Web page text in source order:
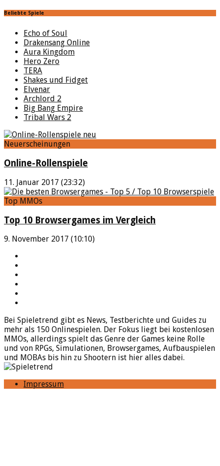
Beliebte Spiele
Echo of Soul
Drakensang Online
Aura Kingdom
Hero Zero
TERA
Shakes und Fidget
Elvenar
Archlord 2
Big Bang Empire
Tribal Wars 2
Neuerscheinungen
Online-Rollenspiele
11. Januar 2017 (23:32)
Top MMOs
Top 10 Browsergames im Vergleich
9. November 2017 (10:10)
Bei Spieletrend gibt es News, Testberichte und Guides zu
mehr als 150 Onlinespielen. Der Fokus liegt bei kostenlosen
MMOs, allerdings spielt das Genre der Games keine Rolle
und von RPGs, Simulationen, Browsergames, Aufbauspielen
und MOBAs bis hin zu Shootern ist hier alles dabei.
Impressum